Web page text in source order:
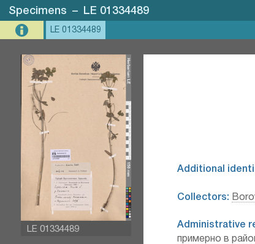
Specimens – LE 01334489
LE 01334489
LE 01334489
Additional
Collectors:
Administrative
примерно в